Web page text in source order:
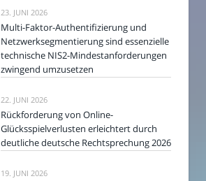
23. JUNI 2026
Multi-Faktor-Authentifizierung und
Netzwerksegmentierung sind essenzielle
technische NIS2-Mindestanforderungen
zwingend umzusetzen
22. JUNI 2026
Rückforderung von Online-
Glücksspielverlusten erleichtert durch
deutliche deutsche Rechtsprechung 2026
19. JUNI 2026